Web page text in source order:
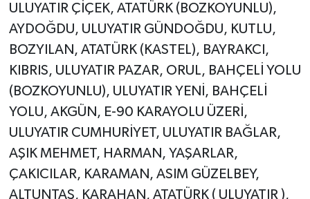
ULUYATIR ÇİÇEK, ATATÜRK (BOZKOYUNLU),
AYDOĞDU, ULUYATIR GÜNDOĞDU, KUTLU,
BOZYILAN, ATATÜRK (KASTEL), BAYRAKCI,
KIBRIS, ULUYATIR PAZAR, ORUL, BAHÇELİ YOLU
(BOZKOYUNLU), ULUYATIR YENİ, BAHÇELİ
YOLU, AKGÜN, E-90 KARAYOLU ÜZERİ,
ULUYATIR CUMHURİYET, ULUYATIR BAĞLAR,
AŞIK MEHMET, HARMAN, YAŞARLAR,
ÇAKICILAR, KARAMAN, ASIM GÜZELBEY,
ALTUNTAŞ, KARAHAN, ATATÜRK ( ULUYATIR ),